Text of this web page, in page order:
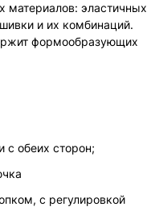
материалов: эластичных
и их комбинаций.
формообразующих
с обеих сторон;
с регулировкой